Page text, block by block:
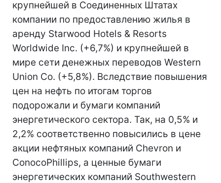
крупнейшей в Соединенных Штатах
компании по предоставлению жилья в
аренду Starwood Hotels & Resorts
Worldwide Inc. (+6,7%) и крупнейшей в
мире сети денежных переводов Western
Union Co. (+5,8%). Вследствие повышения
цен на нефть по итогам торгов
подорожали и бумаги компаний
энергетического сектора. Так, на 0,5% и
2,2% соответственно повысились в цене
акции нефтяных компаний Chevron и
ConocoPhillips, а ценные бумаги
энергетических компаний Southwestern